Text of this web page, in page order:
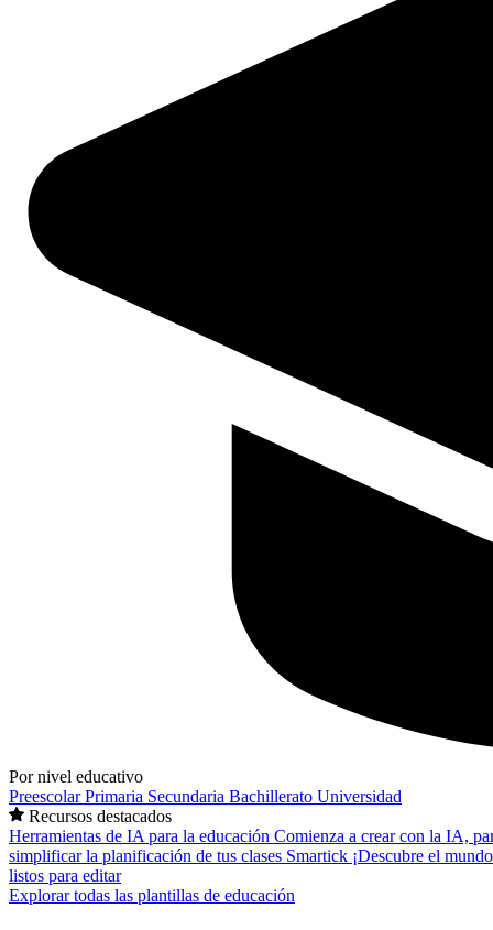
Por nivel educativo
PreescolarPrimaria Secundaria Bachillerato Universidad
Recursos destacados
Herramientas de IA para la educación Comienza a crear con la IA,
simplificar la planificación de tus clases Smartick ¡Descubre el
listos para editar
Explorar todas las plantillas de educación